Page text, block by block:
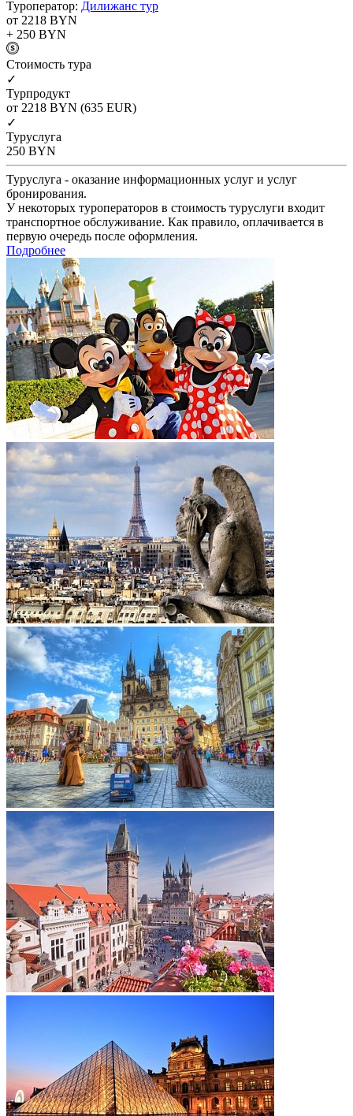
Туроператор: Дилижанс тур
от 2218 BYN
+ 250 BYN
Cтоимость тура
✓
Турпродукт
от 2218 BYN (635 EUR)
✓
Туруслуга
250 BYN
Туруслуга - оказание информационных услуг и услуг
бронирования.
У некоторых туроператоров в стоимость туруслуги входит
транспортное обслуживание. Как правило, оплачивается в
первую очередь после оформления.
Подробнее